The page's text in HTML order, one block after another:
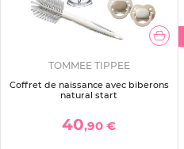
TOMMEE TIPPEE
Coffret de naissance avec biberons
natural start
40,90 €